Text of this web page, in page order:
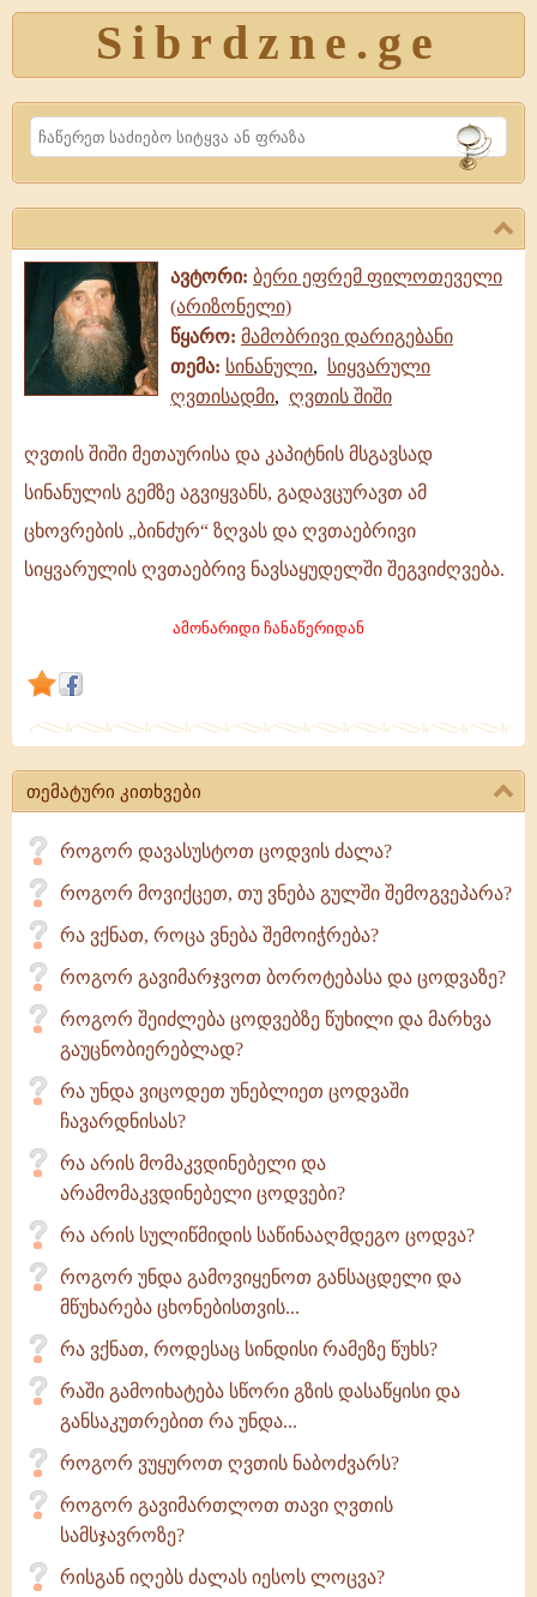
Sibrdzne.ge
Search
ავტორი: ბერი ეფრემ ფილოთეველი
(არიზონელი)
წყარო: მამობრივი დარიგებანი
თემა: სინანული, სიყვარული
ღვთისადმი, ღვთის შიში
ღვთის
შიში
მეთაურისა
და
გემზე
გადავცურავთ
ამ
ცხოვრების
ბინძურ
ღვთის შიში მეთაურისა და კაპიტნის მსგავსად
სინანულის გემზე აგვიყვანს, გადავცურავთ ამ
ცხოვრების „ბინძურ“ ზღვას და ღვთაებრივი
სიყვარულის ღვთაებრივ ნავსაყუდელში შეგვიძღვება.
ამონარიდი ჩანაწერიდან
თემატური კითხვები
როგორ დავასუსტოთ ცოდვის ძალა?
როგორ მოვიქცეთ, თუ ვნება გულში შემოგვეპარა?
რა ვქნათ, როცა ვნება შემოიჭრება?
როგორ გავიმარჯვოთ ბოროტებასა და ცოდვაზე?
როგორ შეიძლება ცოდვებზე წუხილი და მარხვა
გაუცნობიერებლად?
რა უნდა ვიცოდეთ უნებლიეთ ცოდვაში
ჩავარდნისას?
რა არის მომაკვდინებელი და
არამომაკვდინებელი ცოდვები?
რა არის სულიწმიდის საწინააღმდეგო ცოდვა?
როგორ უნდა გამოვიყენოთ განსაცდელი და
მწუხარება ცხონებისთვის...
რა ვქნათ, როდესაც სინდისი რამეზე წუხს?
რაში გამოიხატება სწორი გზის დასაწყისი და
განსაკუთრებით რა უნდა...
როგორ ვუყუროთ ღვთის ნაბოძვარს?
როგორ გავიმართლოთ თავი ღვთის
სამსჯავროზე?
რისგან იღებს ძალას იესოს ლოცვა?